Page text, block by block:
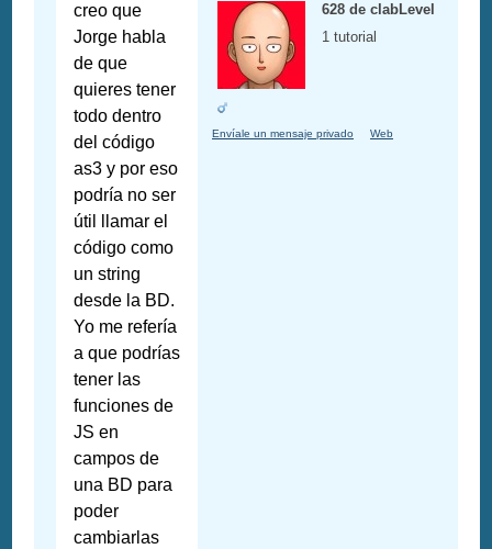
creo que
Jorge habla
de que
quieres tener
todo dentro
del código
as3 y por eso
podría no ser
útil llamar el
código como
un string
desde la BD.
Yo me refería
a que podrías
tener las
funciones de
JS en
campos de
una BD para
poder
cambiarlas
628 de clabLevel
1 tutorial
Envíale un mensaje privado Web